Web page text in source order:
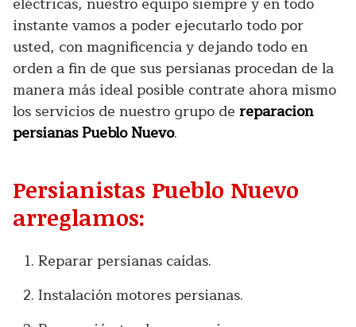
instante vamos a poder ejecutarlo todo por
usted, con magnificencia y dejando todo en
orden a fin de que sus persianas procedan de la
manera más ideal posible contrate ahora mismo
los servicios de nuestro grupo de reparacion
persianas Pueblo Nuevo.
Persianistas Pueblo Nuevo
arreglamos:
Reparar persianas caídas.
Instalación motores persianas.